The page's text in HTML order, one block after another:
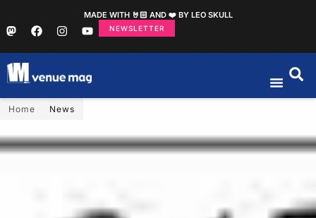
MADE WITH 🤘🏻 AND ❤️ BY LEO SKULL
NEWSLETTER
Home News